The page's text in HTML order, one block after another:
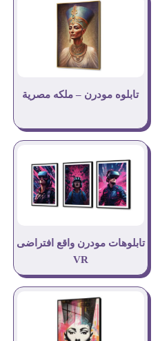
تابلوه مودرن – ملكه مصرية
تابلوهات مودرن واقع افتراضى
VR